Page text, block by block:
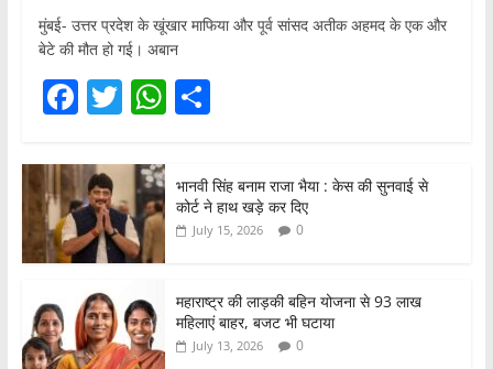
मुंबई- उत्तर प्रदेश के खूंखार माफिया और पूर्व सांसद अतीक अहमद के एक और
बेटे की मौत हो गई। अबान
F
c
e
b
o
o
k
T
itt
er
W
s
A
p
S
ar
e
भानवी सिंह बनाम राजा भैया : केस की सुनवाई से
कोर्ट ने हाथ खड़े कर दिए
July 15, 2026 0
महाराष्ट्र की लाड़की बहिन योजना से 93 लाख
महिलाएं बाहर, बजट भी घटाया
July 13, 2026 0